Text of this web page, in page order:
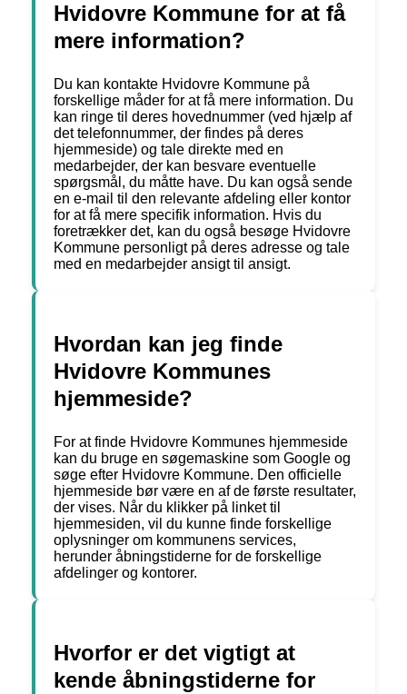
Hvidovre Kommune for at få
mere information?
Du kan kontakte Hvidovre Kommune på
forskellige måder for at få mere information. Du
kan ringe til deres hovednummer (ved hjælp af
det telefonnummer, der findes på deres
hjemmeside) og tale direkte med en
medarbejder, der kan besvare eventuelle
spørgsmål, du måtte have. Du kan også sende
en e-mail til den relevante afdeling eller kontor
for at få mere specifik information. Hvis du
foretrækker det, kan du også besøge Hvidovre
Kommune personligt på deres adresse og tale
med en medarbejder ansigt til ansigt.
Hvordan kan jeg finde
Hvidovre Kommunes
hjemmeside?
For at finde Hvidovre Kommunes hjemmeside
kan du bruge en søgemaskine som Google og
søge efter Hvidovre Kommune. Den officielle
hjemmeside bør være en af de første resultater,
der vises. Når du klikker på linket til
hjemmesiden, vil du kunne finde forskellige
oplysninger om kommunens services,
herunder åbningstiderne for de forskellige
afdelinger og kontorer.
Hvorfor er det vigtigt at
kende åbningstiderne for